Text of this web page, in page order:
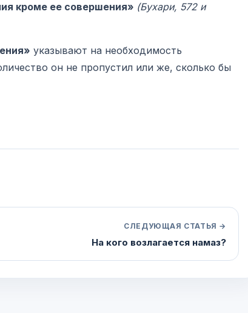
кроме ее совершения» (Бухари, 572 и
указывают на необходимость
он не пропустил или же, сколько бы
СЛЕДУЮЩАЯ СТАТЬЯ →
На кого возлагается намаз?